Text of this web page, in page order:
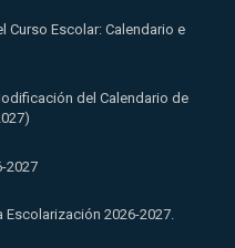
Curso Escolar: Calendario e
del Calendario de
2027
2026-2027.